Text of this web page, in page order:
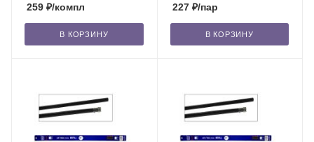
259 ₽/компл
В КОРЗИНУ
227₽/пар
В КОРЗИНУ